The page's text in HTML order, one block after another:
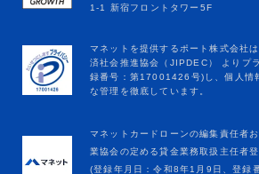
マネットカードローンの編集責任者
業協会の定める貸金業務取扱主任者
(登録年月日：令和8年1月9日、登